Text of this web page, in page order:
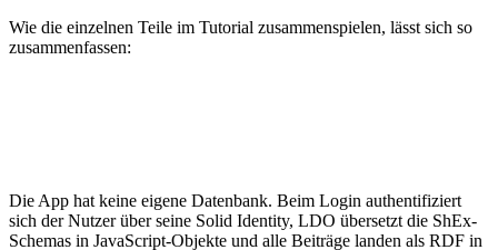
Wie die einzelnen Teile im Tutorial zusammenspielen, lässt sich so
zusammenfassen:
Die App hat keine eigene Datenbank. Beim Login authentifiziert
sich der Nutzer über seine Solid Identity, LDO übersetzt die ShEx-
Schemas in JavaScript-Objekte und alle Beiträge landen als RDF in